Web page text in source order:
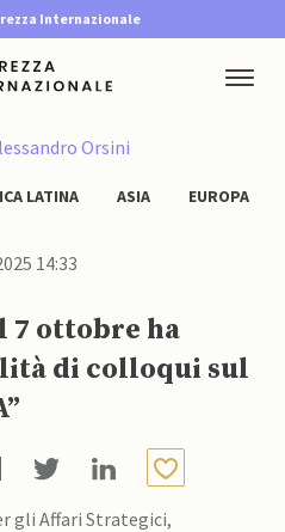
Internazionale
Orsini
LATINA ASIA EUROPA
14:33
7 ottobre ha
di colloqui sul
gli Affari Strategici,